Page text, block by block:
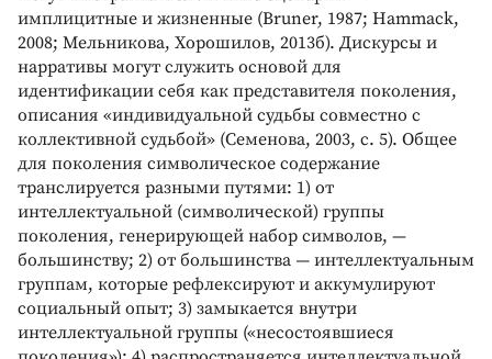
имплицитные и жизненные (Bruner, 1987; Hammack,
2008; Мельникова, Хорошилов, 2013б). Дискурсы и
нарративы могут служить основой для
идентификации себя как представителя поколения,
описания «индивидуальной судьбы совместно с
коллективной судьбой» (Семенова, 2003, с. 5). Общее
для поколения символическое содержание
транслируется разными путями: 1) от
интеллектуальной (символической) группы
поколения, генерирующей набор символов, —
большинству; 2) от большинства — интеллектуальным
группам, которые рефлексируют и аккумулируют
социальный опыт; 3) замыкается внутри
интеллектуальной группы («несостоявшиеся